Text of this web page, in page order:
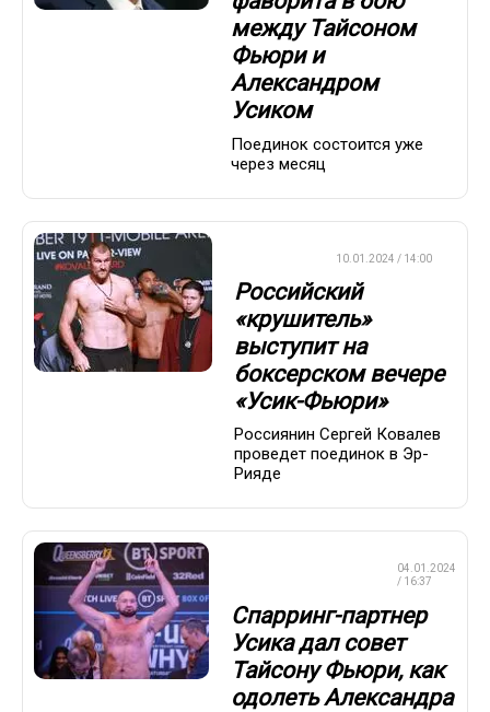
между Тайсоном
Фьюри и
Александром
Усиком
Поединок состоится уже
через месяц
10.01.2024 / 14:00
Российский
«крушитель»
выступит на
боксерском вечере
«Усик-Фьюри»
Россиянин Сергей Ковалев
проведет поединок в Эр-
Рияде
04.01.2024
/ 16:37
Спарринг-партнер
Усика дал совет
Тайсону Фьюри, как
одолеть Александра